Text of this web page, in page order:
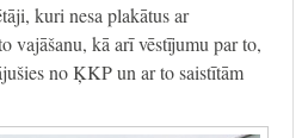
kuri nesa plakātus ar
vajāšanu, kā arī vēstījumu par to,
no ĶKP un ar to saistītām